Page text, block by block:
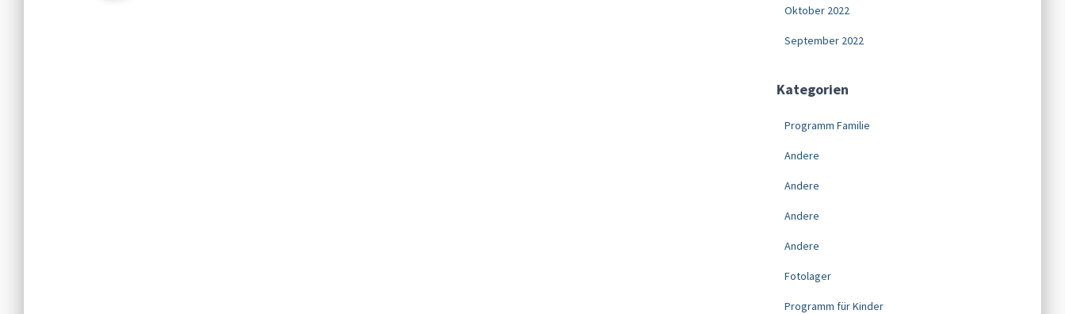
Oktober 2022
September 2022
Kategorien
Programm Familie
Andere
Andere
Andere
Andere
Fotolager
Programm für Kinder